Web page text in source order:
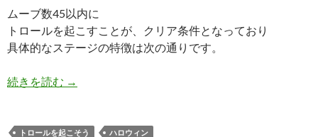
ムーブ数45以内に
トロールを起こすことが、クリア条件となっており
具体的なステージの特徴は次の通りです。
続きを読む アナと雪の女王 Free Fall 夏ステージ56 攻略
→
トロールを起こそう ハロウィン